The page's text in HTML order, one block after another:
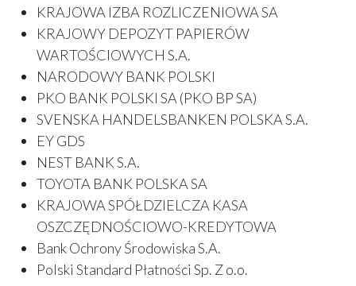
KRAJOWA IZBA ROZLICZENIOWA SA
KRAJOWY DEPOZYT PAPIERÓW
WARTOŚCIOWYCH S.A.
NARODOWY BANK POLSKI
PKO BANK POLSKI SA (PKO BP SA)
SVENSKA HANDELSBANKEN POLSKA S.A.
EY GDS
NEST BANK S.A.
TOYOTA BANK POLSKA SA
KRAJOWA SPÓŁDZIELCZA KASA
OSZCZĘDNOŚCIOWO-KREDYTOWA
Bank Ochrony Środowiska S.A.
Polski Standard Płatności Sp. Z o.o.